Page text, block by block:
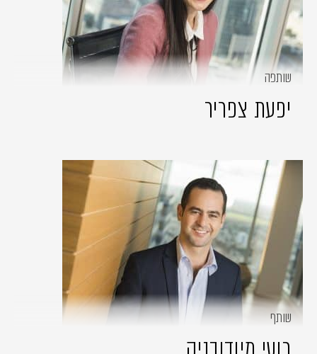
שותפה
יפעת צפריר
שותף